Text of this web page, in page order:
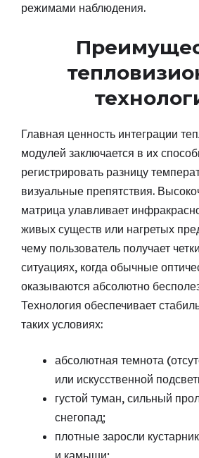
режимами наблюдения.
Главная ценность интеграции
модулей заключается в их
регистрировать разницу
визуальные препятствия.
матрица улавливает
живых существ или нагретых
чему пользователь получает
ситуациях, когда обычные
оказываются абсолютно
Технология обеспечивает
таких условиях:
абсолютная темнота
или искусственной
густой туман, сильный
снегопад;
плотные заросли